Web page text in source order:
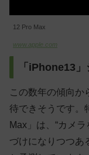
12 Pro Max
www.apple.com
「iPhone13
この数年の傾向か
待できそうです。
Max」は、“カメ
づけになりつつあ